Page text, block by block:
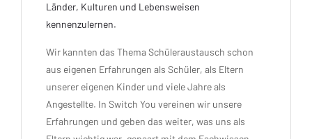
Länder, Kulturen und Lebensweisen
kennenzulernen.
Wir kannten das Thema Schüleraustausch schon
aus eigenen Erfahrungen als Schüler, als Eltern
unserer eigenen Kinder und viele Jahre als
Angestellte. In Switch You vereinen wir unsere
Erfahrungen und geben das weiter, was uns als